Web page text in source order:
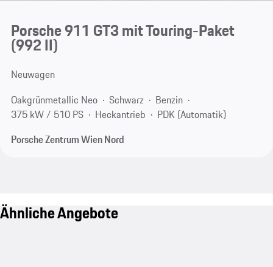
Porsche 911 GT3 mit Touring-Paket
(992 II)
Neuwagen
Oakgrünmetallic Neo
Schwarz
Benzin
375 kW / 510 PS
Heckantrieb
PDK (Automatik)
Porsche Zentrum Wien Nord
Ähnliche Angebote